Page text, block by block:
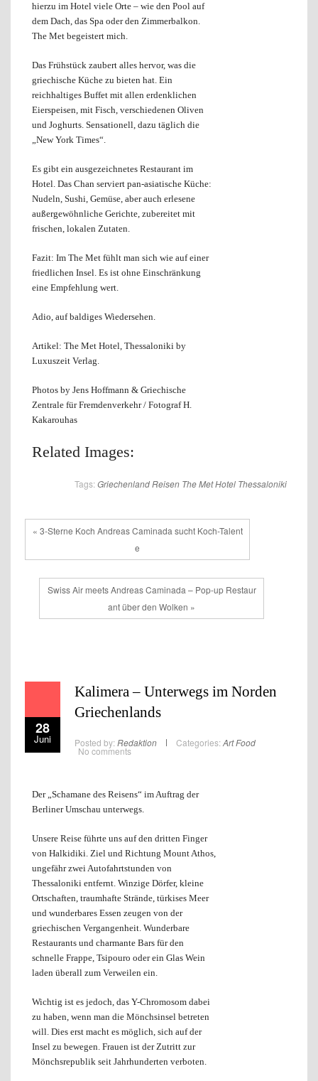
hierzu im Hotel viele Orte – wie den Pool auf
dem Dach, das Spa oder den Zimmerbalkon.
The Met begeistert mich.
Das Frühstück zaubert alles hervor, was die
griechische Küche zu bieten hat. Ein
reichhaltiges Buffet mit allen erdenklichen
Eierspeisen, mit Fisch, verschiedenen Oliven
und Joghurts. Sensationell, dazu täglich die
„New York Times“.
Es gibt ein ausgezeichnetes Restaurant im
Hotel. Das Chan serviert pan-asiatische Küche:
Nudeln, Sushi, Gemüse, aber auch erlesene
außergewöhnliche Gerichte, zubereitet mit
frischen, lokalen Zutaten.
Fazit: Im The Met fühlt man sich wie auf einer
friedlichen Insel. Es ist ohne Einschränkung
eine Empfehlung wert.
Adio, auf baldiges Wiedersehen.
Artikel: The Met Hotel, Thessaloniki by
Luxuszeit Verlag.
Photos by Jens Hoffmann & Griechische
Zentrale für Fremdenverkehr / Fotograf H.
Kakarouhas
Related Images:
Tags: GriechenlandReisen The Met Hotel Thessaloniki
« 3-Sterne Koch Andreas Caminada sucht Koch-Talent
e
Swiss Air meets Andreas Caminada – Pop-up Restaur
ant über den Wolken »
28
Juni
Kalimera – Unterwegs im Norden
Griechenlands
Posted by: Redaktion Categories: ArtFood
No comments
Der „Schamane des Reisens“ im Auftrag der
Berliner Umschau unterwegs.
Unsere Reise führte uns auf den dritten Finger
von Halkidiki. Ziel und Richtung Mount Athos,
ungefähr zwei Autofahrtstunden von
Thessaloniki entfernt. Winzige Dörfer, kleine
Ortschaften, traumhafte Strände, türkises Meer
und wunderbares Essen zeugen von der
griechischen Vergangenheit. Wunderbare
Restaurants und charmante Bars für den
schnelle Frappe, Tsipouro oder ein Glas Wein
laden überall zum Verweilen ein.
Wichtig ist es jedoch, das Y-Chromosom dabei
zu haben, wenn man die Mönchsinsel betreten
will. Dies erst macht es möglich, sich auf der
Insel zu bewegen. Frauen ist der Zutritt zur
Mönchsrepublik seit Jahrhunderten verboten.